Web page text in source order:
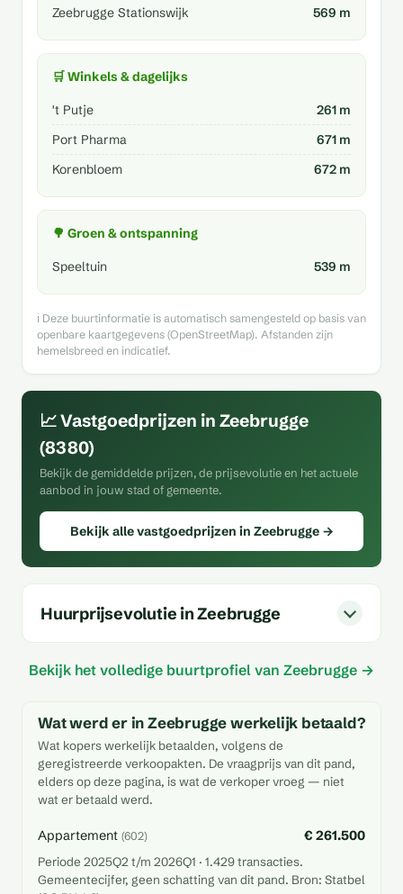
Zeebrugge Stationswijk
569 m
🛒 Winkels & dagelijks
't Putje
261 m
Port Pharma
671 m
Korenbloem
672 m
🌳 Groen & ontspanning
Speeltuin 539 m
ℹ️ Deze buurtinformatie is automatisch samengesteld op basis van
openbare kaartgegevens (OpenStreetMap). Afstanden zijn
hemelsbreed en indicatief.
📈 Vastgoedprijzen in Zeebrugge
(8380)
Bekijk de gemiddelde prijzen, de prijsevolutie en het actuele
aanbod in jouw stad of gemeente.
Bekijk alle vastgoedprijzen in Zeebrugge →
Huurprijsevolutie in Zeebrugge
Bekijk het volledige buurtprofiel van Zeebrugge →
Wat werd er in Zeebrugge werkelijk betaald?
Wat kopers werkelijk betaalden, volgens de
geregistreerde verkoopakten. De vraagprijs van dit pand,
elders op deze pagina, is wat de verkoper vroeg — niet
wat er betaald werd.
Appartement (602) € 261.500
Periode 2025Q2 t/m 2026Q1 · 1.429 transacties.
Gemeentecijfer, geen schatting van dit pand. Bron: Statbel